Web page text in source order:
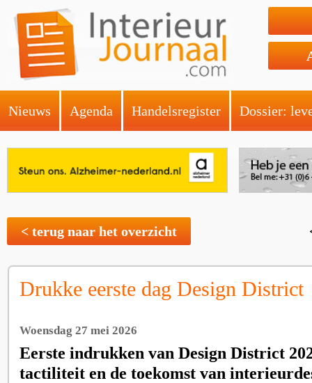
Nieuws Agenda Handelsregister Dossier:
< terug naar het overzicht
Drukke eerste dag Design District
Woensdag 27 mei 2026
Eerste indrukken van Design District
tactiliteit en de toekomst van